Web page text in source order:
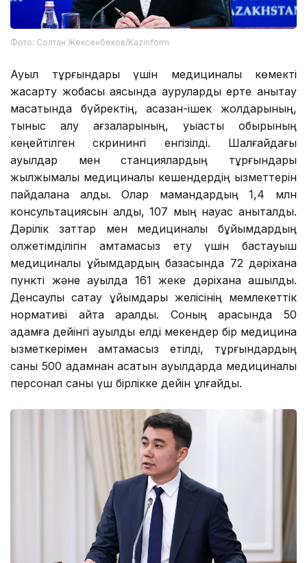
Фото: Солтан Жексенбеков/Kazinform
Ауыл тұрғындары үшін медициналық көмекті
жақсарту жобасы аясында ауруларды ерте анықтау
мақсатында бүйректің, асқазан-ішек жолдарының,
тыныс алу ағзаларының, қуықасты обырының
кеңейтілген скринингі енгізілді. Шалғайдағы
ауылдар мен станциялардың тұрғындары
жылжымалы медициналық кешендердің қызметтерін
пайдалана алды. Олар мамандардың 1,4 млн
консультациясын алды, 107 мың науқас анықталды.
Дәрілік заттар мен медициналық бұйымдардың
қолжетімділігін қамтамасыз ету үшін бастауыш
медициналық ұйымдардың базасында 72 дәріхана
пункті және ауылда 161 жеке дәріхана ашылды.
Денсаулық сақтау ұйымдары желісінің мемлекеттік
нормативі қайта қаралды. Соның арқасында 50
адамға дейінгі ауылдық елді мекендер бір медицина
қызметкерімен қамтамасыз етілді, тұрғындардың
саны 500 адамнан асатын ауылдарда медициналық
персонал саны үш бірлікке дейін ұлғайды.